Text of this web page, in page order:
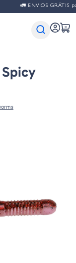
🚛 ENVIOS GRÁTIS